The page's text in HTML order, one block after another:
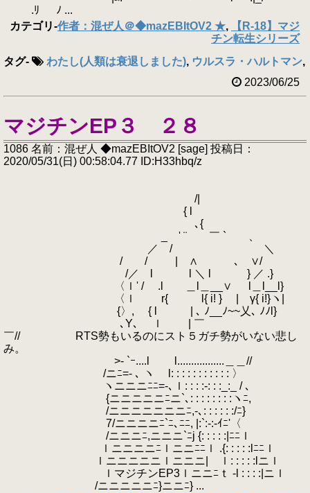
.ﾘ ﾉ ...
カテゴリ-作者：混ぜ人＠◆mazEBItOV2 ★,
【R-18】マジ
チン転生シリーズ
タグ- わたし(人類は衰退しました), ウルスラ・ハルトマン,
2023/06/25
マジチンEP３ ２８
1086 名前：混ぜ人 ◆mazEBItOV2 [sage] 投稿日：
2020/05/31(日) 00:58:04.77 ID:H33hbq/z
/|
{ l
､{
_ ' ¨ ￣ ` 、
／ / ＼
/ / | ∧ ､ ∨/
/／ l l ＼ l } ／ .}
〈ｌ' / .l ＿l＿__∨ l＿l__l}
〈ｌ r{ l{ i! } | γ{ i!}ヽ|
{〉, { l | ､ ﾉ__ﾉ~~乂､ ﾉﾉl}
､Y､ ｌ | ￣
￣// RTS勢もいるのにスト５ガチ勢がいない悲し
み。
>- `ｰ....l l.................＿＿//
/ニﾆ=- ､ ヽ l: : : : : : : : : : : 〉
ヽニニニﾆﾆ=-､ｌ: : : :-: : :_:_ / ､
{ニニニニニﾆニ`､: : : : : : : :ヽﾆ,
/ニニニニニニニﾆ,-､: : : : : :/ﾆ}
7/ニニニニﾆ`ﾆ､ﾆﾆ, |:`:-:-ｲﾆ'〈
/ニニニﾆ,ニニニ`ﾆj {: : : : :|ﾆﾆｌ
ｌニニニニﾆｌニニﾆﾆｌ .{: : : : :lﾆﾆｌ
ｌニニニニニｌニニニ| ｌ: : : : :lニｌ
ｌマジチンEP3ｌニニﾆｔ -l : : : :|ニｌ
/ニニニニニﾆ}ニニﾆ} ...